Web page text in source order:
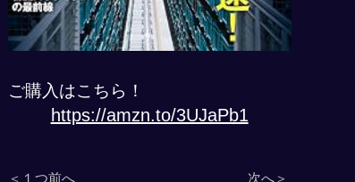
https://amzn.to/3UJaPb1
ご購入はこちら！
＜１つ前へ 次へ＞